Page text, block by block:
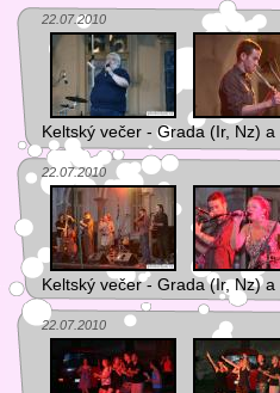
22.07.2010
Keltský večer - Grada (Ir, Nz) a
22.07.2010
Keltský večer - Grada (Ir, Nz) a
22.07.2010